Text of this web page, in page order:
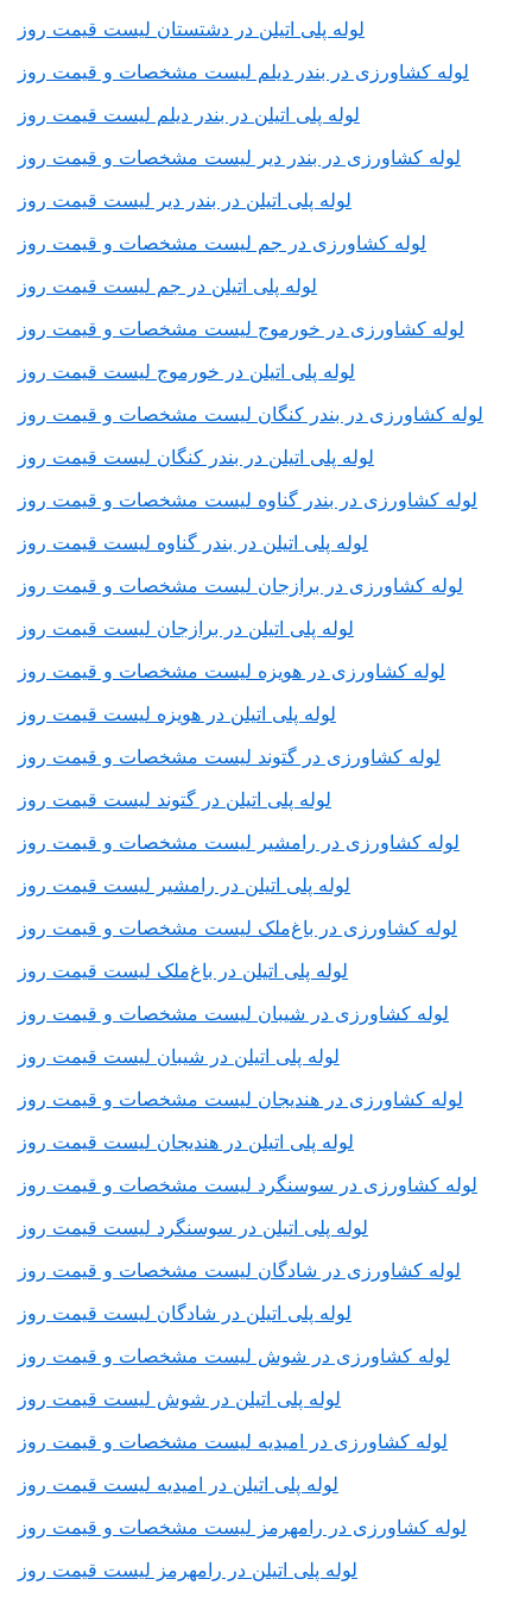
لوله پلی اتیلن در دشتستان لیست قیمت روز
لوله کشاورزی در بندر دیلم لیست مشخصات و قیمت روز
لوله پلی اتیلن در بندر دیلم لیست قیمت روز
لوله کشاورزی در بندر دیر لیست مشخصات و قیمت روز
لوله پلی اتیلن در بندر دیر لیست قیمت روز
لوله کشاورزی در جم لیست مشخصات و قیمت روز
لوله پلی اتیلن در جم لیست قیمت روز
لوله کشاورزی در خورموج لیست مشخصات و قیمت روز
لوله پلی اتیلن در خورموج لیست قیمت روز
لوله کشاورزی در بندر کنگان لیست مشخصات و قیمت روز
لوله پلی اتیلن در بندر کنگان لیست قیمت روز
لوله کشاورزی در بندر گناوه لیست مشخصات و قیمت روز
لوله پلی اتیلن در بندر گناوه لیست قیمت روز
لوله کشاورزی در برازجان لیست مشخصات و قیمت روز
لوله پلی اتیلن در برازجان لیست قیمت روز
لوله کشاورزی در هویزه لیست مشخصات و قیمت روز
لوله پلی اتیلن در هویزه لیست قیمت روز
لوله کشاورزی در گتوند لیست مشخصات و قیمت روز
لوله پلی اتیلن در گتوند لیست قیمت روز
لوله کشاورزی در رامشیر لیست مشخصات و قیمت روز
لوله پلی اتیلن در رامشیر لیست قیمت روز
لوله کشاورزی در باغ‌ملک لیست مشخصات و قیمت روز
لوله پلی اتیلن در باغ‌ملک لیست قیمت روز
لوله کشاورزی در شیبان لیست مشخصات و قیمت روز
لوله پلی اتیلن در شیبان لیست قیمت روز
لوله کشاورزی در هندیجان لیست مشخصات و قیمت روز
لوله پلی اتیلن در هندیجان لیست قیمت روز
لوله کشاورزی در سوسنگرد لیست مشخصات و قیمت روز
لوله پلی اتیلن در سوسنگرد لیست قیمت روز
لوله کشاورزی در شادگان لیست مشخصات و قیمت روز
لوله پلی اتیلن در شادگان لیست قیمت روز
لوله کشاورزی در شوش لیست مشخصات و قیمت روز
لوله پلی اتیلن در شوش لیست قیمت روز
لوله کشاورزی در امیدیه لیست مشخصات و قیمت روز
لوله پلی اتیلن در امیدیه لیست قیمت روز
لوله کشاورزی در رامهرمز لیست مشخصات و قیمت روز
لوله پلی اتیلن در رامهرمز لیست قیمت روز